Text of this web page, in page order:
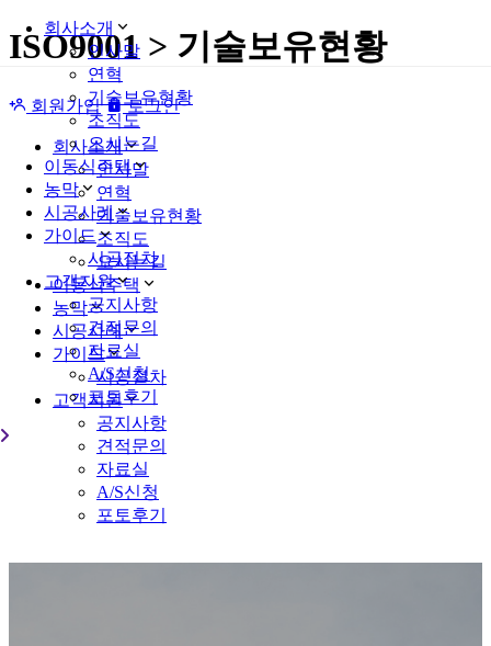
ISO9001 > 기술보유현황
회원가입 로그인
회사소개
인사말
연혁
기술보유현황
조직도
오시는길
이동식주택
농막
시공사례
가이드
시공절차
고객지원
공지사항
견적문의
자료실
A/S신청
포토후기
회사소개
인사말
연혁
기술보유현황
조직도
오시는길
이동식주택
농막
시공사례
가이드
시공절차
고객지원
공지사항
견적문의
자료실
A/S신청
포토후기